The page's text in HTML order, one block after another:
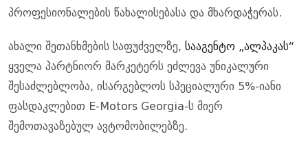
პროფესიონალების წახალისებასა და მხარდაჭერას.
ახალი შეთანხმების საფუძველზე, სააგენტო „ალპაკას“
ყველა პარტნიორ მარკეტერს ეძლევა უნიკალური
შესაძლებლობა, ისარგებლოს სპეციალური 5%-იანი
ფასდაკლებით E-Motors Georgia-ს მიერ
შემოთავაზებულ ავტომობილებზე.